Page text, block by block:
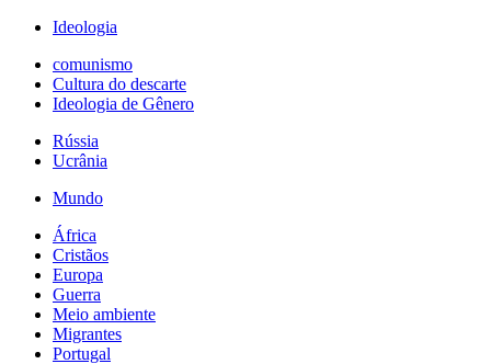
Ideologia
comunismo
Cultura do descarte
Ideologia de Gênero
Rússia
Ucrânia
Mundo
África
Cristãos
Europa
Guerra
Meio ambiente
Migrantes
Portugal